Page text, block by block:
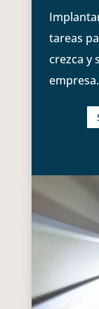
tareas
crezca y
empresa.